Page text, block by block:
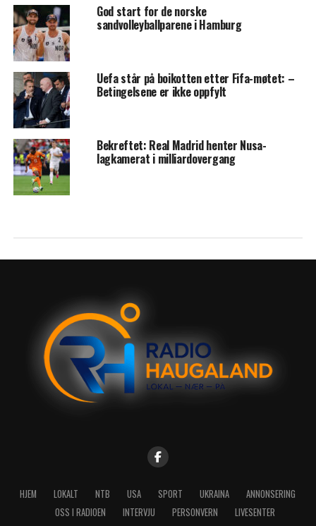
God start for de norske
sandvolleyballparene i Hamburg
Uefa står på boikotten etter Fifa-møtet: –
Betingelsene er ikke oppfylt
Bekreftet: Real Madrid henter Nusa-
lagkamerat i milliardovergang
HJEM LOKALT NTB USA SPORT UKRAINA
ANNONSERING
OSS I RADIOEN
INTERVJU PERSONVERN LIVESENTER